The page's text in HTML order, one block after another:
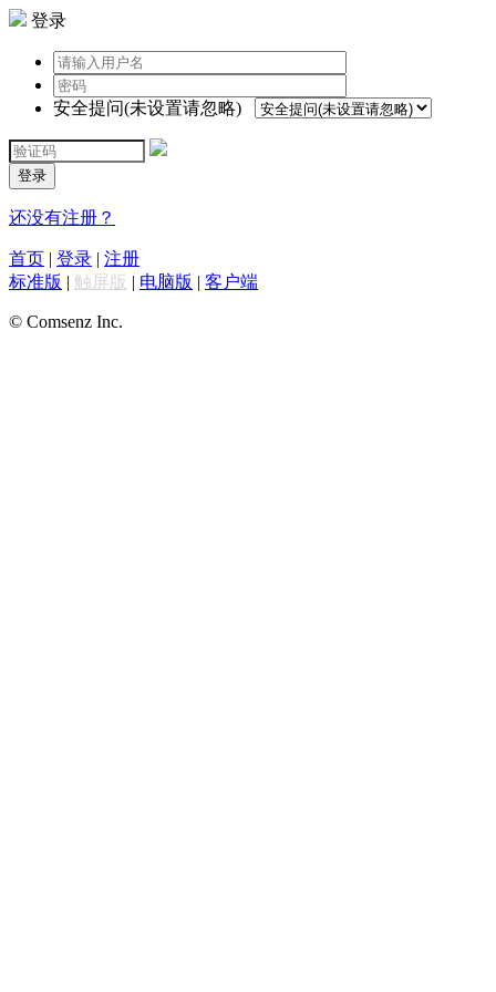
登录
安全提问(未设置请忽略)
登录
还没有注册？
首页 | 登录 | 注册
标准版 | 触屏版 | 电脑版 | 客户端
© Comsenz Inc.